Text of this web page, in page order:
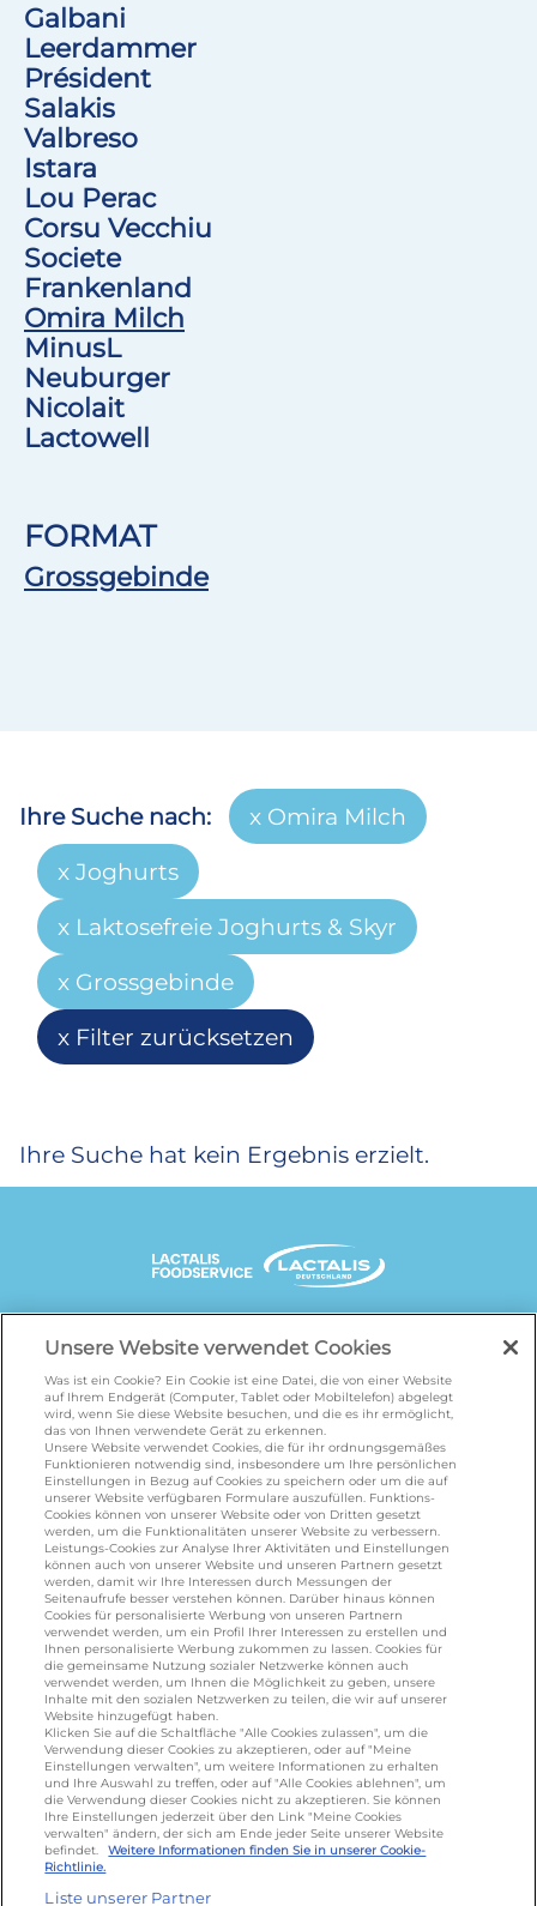
Galbani
Leerdammer
Président
Salakis
Valbreso
Istara
Lou Perac
Corsu Vecchiu
Societe
Frankenland
Omira Milch
MinusL
Neuburger
Nicolait
Lactowell
FORMAT
Grossgebinde
Ihre Suche nach:
Omira Milch
Joghurts
Laktosefreie Joghurts & Skyr
Grossgebinde
Filter zurücksetzen
Ihre Suche hat kein Ergebnis erzielt.
UNSERE MARKENSEITEN
galbani.de/leerdammer.de/president.de
salakis.de/frankenland.com/
omiramilch.de/minusl.de
KONTAKT
foodservice.info@de.lactalis.com
Lactalis Deutschland GmbH - Tel: +49 (0)751
887 366 /lactalis.de
Omira Bodenseemilch GmbH - Tel: +49
(0)751 887 366 /omira.de
Unsere Website verwendet Cookies
Was ist ein Cookie? Ein Cookie ist eine Datei, die von einer Website
auf Ihrem Endgerät (Computer, Tablet oder Mobiltelefon) abgelegt
wird, wenn Sie diese Website besuchen, und die es ihr ermöglicht,
das von Ihnen verwendete Gerät zu erkennen.
Unsere Website verwendet Cookies, die für ihr ordnungsgemäßes
Funktionieren notwendig sind, insbesondere um Ihre persönlichen
Einstellungen in Bezug auf Cookies zu speichern oder um die auf
unserer Website verfügbaren Formulare auszufüllen. Funktions-
Cookies können von unserer Website oder von Dritten gesetzt
werden, um die Funktionalitäten unserer Website zu verbessern.
Leistungs-Cookies zur Analyse Ihrer Aktivitäten und Einstellungen
können auch von unserer Website und unseren Partnern gesetzt
werden, damit wir Ihre Interessen durch Messungen der
Seitenaufrufe besser verstehen können. Darüber hinaus können
Cookies für personalisierte Werbung von unseren Partnern
verwendet werden, um ein Profil Ihrer Interessen zu erstellen und
Ihnen personalisierte Werbung zukommen zu lassen. Cookies für
die gemeinsame Nutzung sozialer Netzwerke können auch
verwendet werden, um Ihnen die Möglichkeit zu geben, unsere
Inhalte mit den sozialen Netzwerken zu teilen, die wir auf unserer
Website hinzugefügt haben.
Klicken Sie auf die Schaltfläche "Alle Cookies zulassen", um die
Verwendung dieser Cookies zu akzeptieren, oder auf "Meine
Einstellungen verwalten", um weitere Informationen zu erhalten
und Ihre Auswahl zu treffen, oder auf "Alle Cookies ablehnen", um
die Verwendung dieser Cookies nicht zu akzeptieren. Sie können
Ihre Einstellungen jederzeit über den Link "Meine Cookies
verwalten" ändern, der sich am Ende jeder Seite unserer Website
befindet.
Weitere Informationen finden Sie in unserer Cookie-
Richtlinie.
Liste unserer Partner